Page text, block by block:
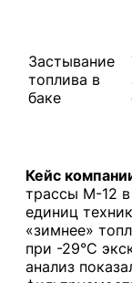
Застывание
топлива в
баке
Кейс
трассы М-12 в
единиц
«зимнее»
при -29°C
анализ